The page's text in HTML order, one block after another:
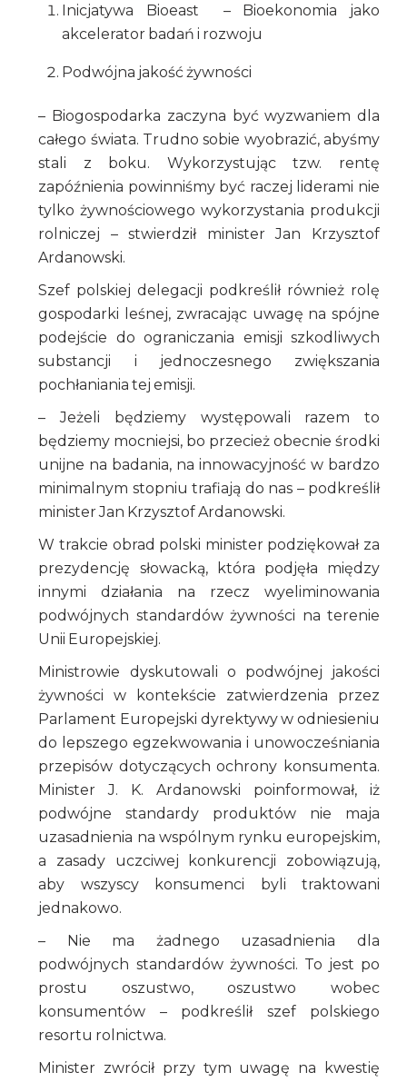
Inicjatywa Bioeast – Bioekonomia jako
akcelerator badań i rozwoju
Podwójna jakość żywności
– Biogospodarka zaczyna być wyzwaniem dla
całego świata. Trudno sobie wyobrazić, abyśmy
stali z boku. Wykorzystując tzw. rentę
zapóźnienia powinniśmy być raczej liderami nie
tylko żywnościowego wykorzystania produkcji
rolniczej – stwierdził minister Jan Krzysztof
Ardanowski.
Szef polskiej delegacji podkreślił również rolę
gospodarki leśnej, zwracając uwagę na spójne
podejście do ograniczania emisji szkodliwych
substancji i jednoczesnego zwiększania
pochłaniania tej emisji.
– Jeżeli będziemy występowali razem to
będziemy mocniejsi, bo przecież obecnie środki
unijne na badania, na innowacyjność w bardzo
minimalnym stopniu trafiają do nas – podkreślił
minister Jan Krzysztof Ardanowski.
W trakcie obrad polski minister podziękował za
prezydencję słowacką, która podjęła między
innymi działania na rzecz wyeliminowania
podwójnych standardów żywności na terenie
Unii Europejskiej.
Ministrowie dyskutowali o podwójnej jakości
żywności w kontekście zatwierdzenia przez
Parlament Europejski dyrektywy w odniesieniu
do lepszego egzekwowania i unowocześniania
przepisów dotyczących ochrony konsumenta.
Minister J. K. Ardanowski poinformował, iż
podwójne standardy produktów nie maja
uzasadnienia na wspólnym rynku europejskim,
a zasady uczciwej konkurencji zobowiązują,
aby wszyscy konsumenci byli traktowani
jednakowo.
– Nie ma żadnego uzasadnienia dla
podwójnych standardów żywności. To jest po
prostu oszustwo, oszustwo wobec
konsumentów – podkreślił szef polskiego
resortu rolnictwa.
Minister zwrócił przy tym uwagę na kwestię